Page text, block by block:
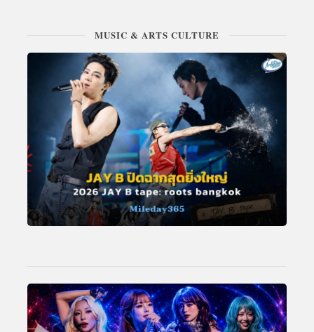
MUSIC & ARTS CULTURE